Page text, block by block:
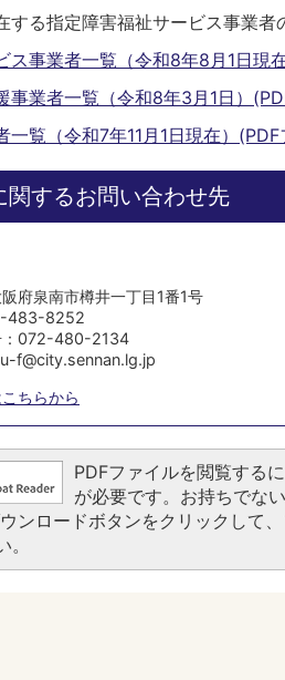
する指定障害福祉サービス事業者
ス事業者一覧（令和8年8月1日現
事業者一覧（令和8年3月1日）
一覧（令和7年11月1日現在）
関するお問い合わせ先
府泉南市樽井一丁目1番1号
483-8252
：072-480-2134
f@city.sennan.lg.jp
ちらから
PDFファイルを閲覧する
が必要です。お持ちでな
ンロードボタンをクリックして